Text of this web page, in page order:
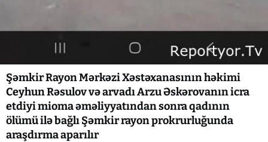
Şəmkir Rayon Mərkəzi Xəstəxanasının həkimi
Ceyhun Rəsulov və arvadı Arzu Əskərovanın icra
etdiyi mioma əməliyyatından sonra qadının
ölümü ilə bağlı Şəmkir rayon prokrurluğunda
araşdırma aparılır